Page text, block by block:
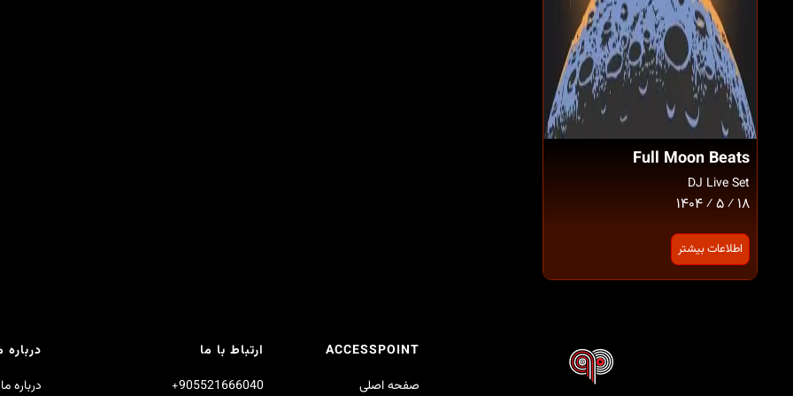
Full Moon Beats
DJ Live Set
۱۸ ⁄ ۵ ⁄ ۱۴۰۴
اطلاعات بیشتر
ACCESSPOINT
صفحه اصلی
ارتباط با ما
905521666040+
درباره
درباره ما